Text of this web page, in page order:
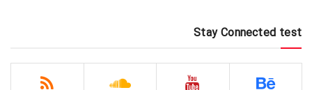
Stay Connected test